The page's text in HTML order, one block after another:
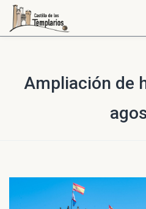
Ampliación de